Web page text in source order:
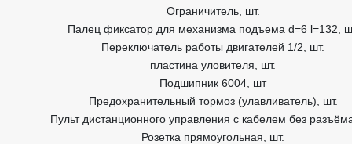
Ограничитель, шт.
Палец фиксатор для механизма подъема d=6 l=132,
Переключатель работы двигателей 1/2, шт.
пластина уловителя, шт.
Подшипник 6004, шт
Предохранительный тормоз (улавливатель), шт.
Пульт дистанционного управления с кабелем без
Розетка прямоугольная, шт.